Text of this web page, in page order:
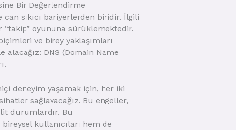
Bir Değerlendirme
sıkıcı bariyerlerden biridir. İlgili
“takip” oyununa sürüklemektedir.
ve birey yaklaşımları
DNS (Domain Name
deneyim yaşamak için, her iki
sağlayacağız. Bu engeller,
durumlardır. Bu
kullanıcıları hem de